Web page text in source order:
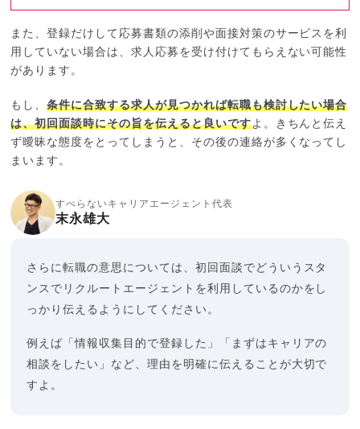
また、登録だけして応募書類の添削や面接対策のサービスを利
用していない場合は、求人応募を受け付けてもらえない可能性
があります。
もし、条件に合致する求人が見つかれば転職も検討したい場合
は、初回面談時にその旨を伝えると良いですよ。きちんと伝え
ず曖昧な態度をとってしまうと、その後の連絡が多くなってし
まいます。
すべらないキャリアエージェント代表
末永雄大
さらに転職の意思については、初回面談でどういうスタ
ンスでリクルートエージェントを利用しているのかをし
っかり伝えるようにしてください。
例えば「情報収集目的で登録した」「まずはキャリアの
相談をしたい」など、理由を明確に伝えることが大切で
すよ。